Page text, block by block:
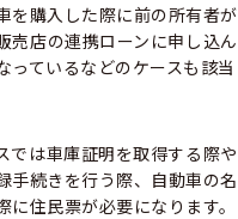
を購入した際に前の所有者
売店の連携ローンに申し込
っているなどのケースも該当
では車庫証明を取得する際
手続きを行う際、自動車の
に住民票が必要になります。